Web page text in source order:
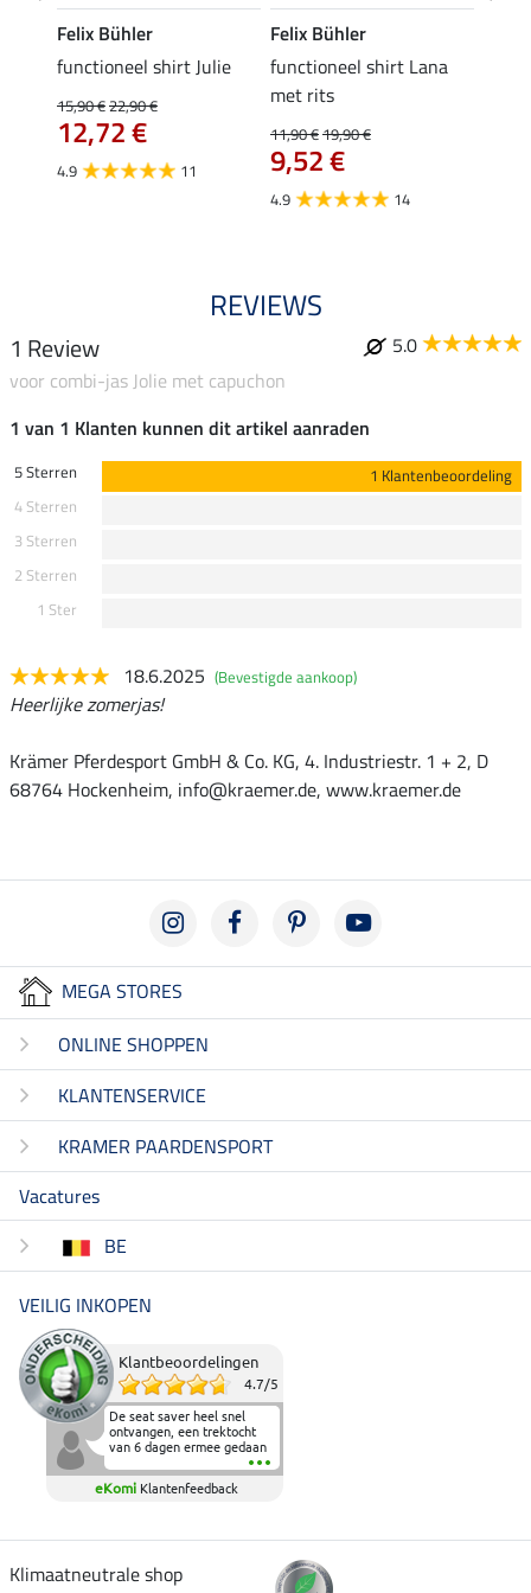
Felix Bühler
functioneel shirt Julie
15,90 €22,90 €
12,72 €
4.9 11
Felix Bühler
functioneel shirt Lana
met rits
11,90 €19,90 €
9,52 €
4.9 14
REVIEWS
1 Review
5.0
voor combi-jas Jolie met capuchon
1 van 1 Klanten kunnen dit artikel aanraden
5 Sterren
1 Klantenbeoordeling
4 Sterren
3 Sterren
2 Sterren
1 Ster
18.6.2025 (Bevestigde aankoop)
Heerlijke zomerjas!
Krämer Pferdesport GmbH & Co. KG, 4. Industriestr. 1 + 2, D
68764 Hockenheim, info@kraemer.de, www.kraemer.de
MEGA STORES
ONLINE SHOPPEN
KLANTENSERVICE
KRAMER PAARDENSPORT
Vacatures
BE
VEILIG INKOPEN
Klantbeoordelingen
4.7/5
De seat saver heel snel
ontvangen, een trektocht
van 6 dagen ermee gedaan
en deze heeft de beproeving
fantastisch doorstaan.
Heerlijk zacht om op te
elkaar in het zadel.
eKomi Klantenfeedback
Klimaatneutrale shop